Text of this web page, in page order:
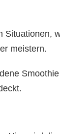
meistern.